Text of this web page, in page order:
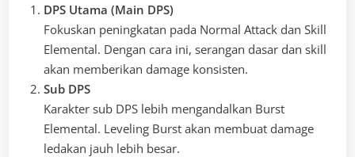
DPS Utama (Main DPS)
Fokuskan peningkatan pada Normal Attack dan Skill
Elemental. Dengan cara ini, serangan dasar dan skill
akan memberikan damage konsisten.
Sub DPS
Karakter sub DPS lebih mengandalkan Burst
Elemental. Leveling Burst akan membuat damage
ledakan jauh lebih besar.